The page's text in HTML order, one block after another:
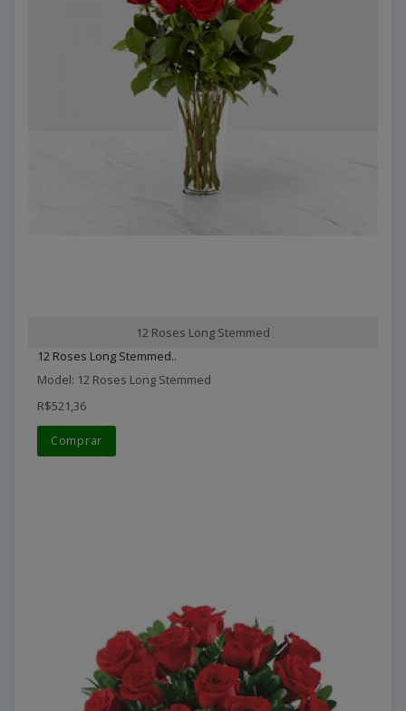
12 Roses Long Stemmed
12 Roses Long Stemmed..
Model: 12 Roses Long Stemmed
R$521,36
Comprar